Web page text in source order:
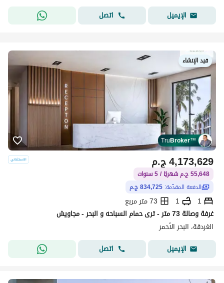
الإيميل اتصل
قيد الإنشاء
TruBroker™
ج.م4,173,629
55,648 ج.م شهريًا / 5 سنوات
الدفعة المقدّمة: 834,725 ج.م
1
1
73 متر مربع
غرفة وصالة 73 متر - ترى حمام السباحه و البحر - مجاويش
الغردقة، البحر الأحمر
الإيميل
اتصل